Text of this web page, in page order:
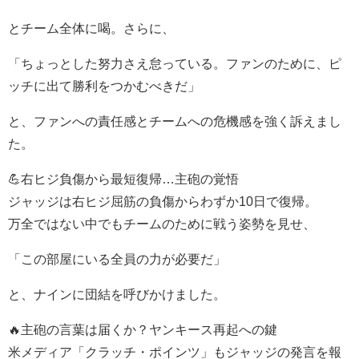
とチーム全体に喝。さらに、
「ちょっとした努力さえ怠っている。ファンのために、ピ
ッチに出て勝利をつかむべきだ」
と、ファンへの責任感とチームへの危機感を強く訴えまし
た。
💪右ヒジ負傷から最短復帰…主砲の覚悟
ジャッジは右ヒジ屈筋の負傷からわずか10日で復帰。
万全ではない中でもチームのために戦う姿勢を見せ、
「この部屋にいる全員の力が必要だ」
と、ナインに団結を呼びかけました。
🔥主砲の言葉は届くか？ヤンキース再起への鍵
米メディア「クラッチ・ポインツ」もジャッジの発言を報